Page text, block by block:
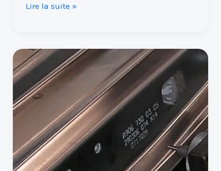
Lire la suite »
La
gravure
laser
et
applications
dans
le
secteur